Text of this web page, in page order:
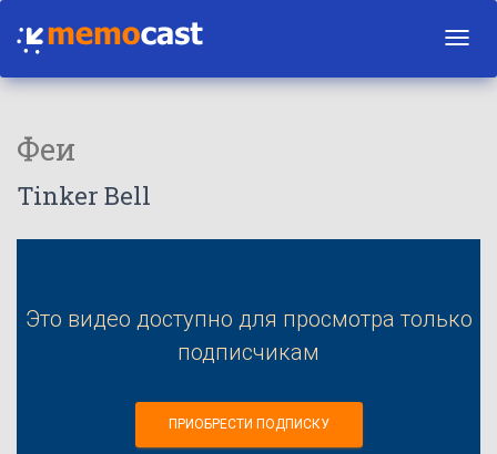
Феи
Tinker Bell
Это видео доступно для просмотра только
подписчикам
ПРИОБРЕСТИ ПОДПИСКУ